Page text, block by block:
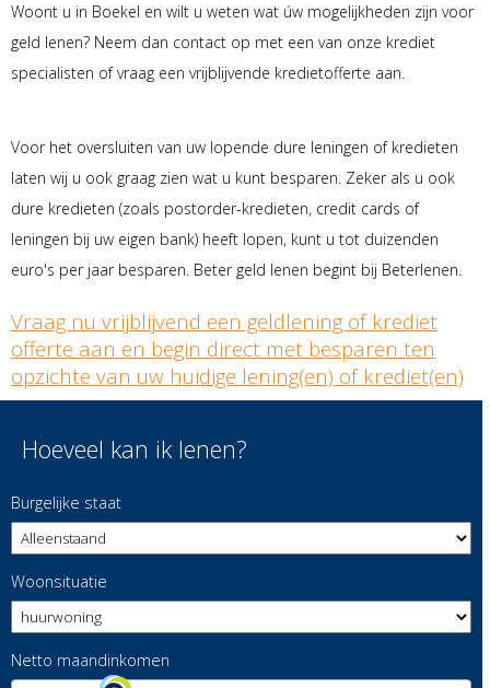
Woont u in Boekel en wilt u weten wat úw mogelijkheden zijn voor
geld lenen? Neem dan contact op met een van onze krediet
specialisten of vraag een vrijblijvende kredietofferte aan.
Voor het oversluiten van uw lopende dure leningen of kredieten
laten wij u ook graag zien wat u kunt besparen. Zeker als u ook
dure kredieten (zoals postorder-kredieten, credit cards of
leningen bij uw eigen bank) heeft lopen, kunt u tot duizenden
euro's per jaar besparen. Beter geld lenen begint bij Beterlenen.
Vraag nu vrijblijvend een geldlening of krediet
offerte aan en begin direct met besparen ten
opzichte van uw huidige lening(en) of krediet(en)
Hoeveel kan ik lenen?
Burgelijke staat
Woonsituatie
Netto maandinkomen